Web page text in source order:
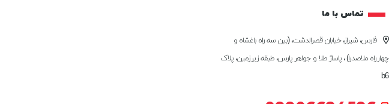
تماس با ما
فارس، شیراز، خیابان قصرالدشت، (بین سه راه باغشاه و
چهارراه ملاصدرا) ، پاساژ طلا و جواهر پارس، طبقه زیرزمین، پلاک
b6